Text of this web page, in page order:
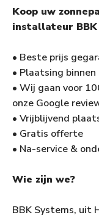
Koop uw
installateur BBK
• Beste prijs
• Plaatsing
• Wij gaan voor
onze Google
• Vrijblijvend
• Gratis offerte
• Na-service &
Wie zijn we?
BBK Systems, uit